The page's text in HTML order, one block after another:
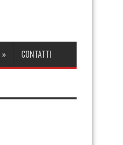
» CONTATTI